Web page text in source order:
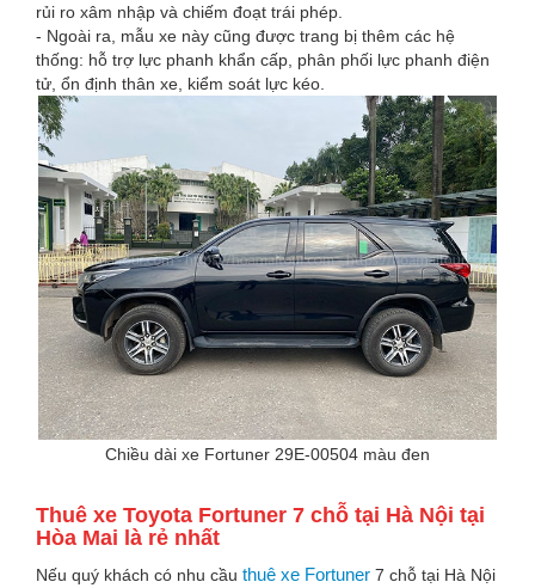
rủi ro xâm nhập và chiếm đoạt trái phép.
- Ngoài ra, mẫu xe này cũng được trang bị thêm các hệ
thống: hỗ trợ lực phanh khẩn cấp, phân phối lực phanh điện
tử, ổn định thân xe, kiểm soát lực kéo.
Chiều dài xe Fortuner 29E-00504 màu đen
Thuê xe Toyota Fortuner 7 chỗ tại Hà Nội tại
Hòa Mai là rẻ nhất
Nếu quý khách có nhu cầu thuê xe Fortuner 7 chỗ tại Hà Nội